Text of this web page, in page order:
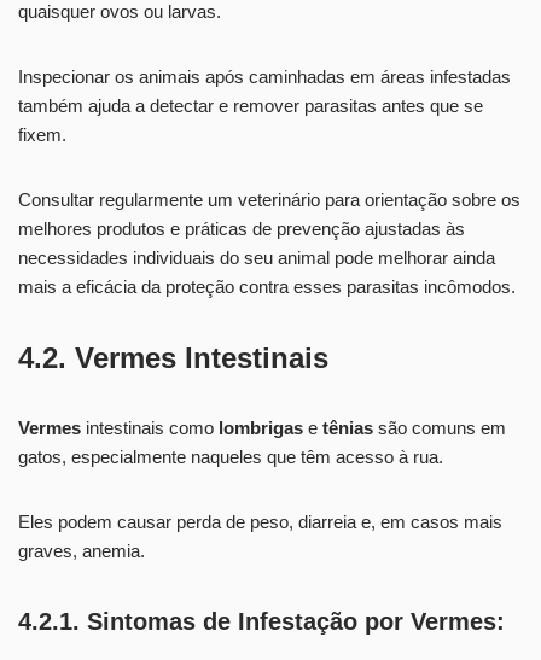
quaisquer ovos ou larvas.
Inspecionar os animais após caminhadas em áreas infestadas
também ajuda a detectar e remover parasitas antes que se
fixem.
Consultar regularmente um veterinário para orientação sobre os
melhores produtos e práticas de prevenção ajustadas às
necessidades individuais do seu animal pode melhorar ainda
mais a eficácia da proteção contra esses parasitas incômodos.
4.2. Vermes Intestinais
Vermes intestinais como lombrigas e tênias são comuns em
gatos, especialmente naqueles que têm acesso à rua.
Eles podem causar perda de peso, diarreia e, em casos mais
graves, anemia.
4.2.1. Sintomas de Infestação por Vermes: